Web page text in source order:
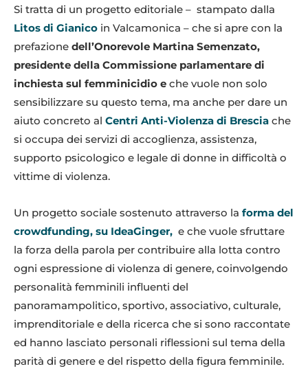
Si tratta di un progetto editoriale – stampato dalla
Litos di Gianico in Valcamonica – che si apre con la
prefazione dell’Onorevole Martina Semenzato,
presidente della Commissione parlamentare di
inchiesta sul femminicidio e che vuole non solo
sensibilizzare su questo tema, ma anche per dare un
aiuto concreto al Centri Anti-Violenza di Brescia che
si occupa dei servizi di accoglienza, assistenza,
supporto psicologico e legale di donne in difficoltà o
vittime di violenza.
Un progetto sociale sostenuto attraverso la forma del
crowdfunding, su IdeaGinger, e che vuole sfruttare
la forza della parola per contribuire alla lotta contro
ogni espressione di violenza di genere, coinvolgendo
personalità femminili influenti del
panoramampolitico, sportivo, associativo, culturale,
imprenditoriale e della ricerca che si sono raccontate
ed hanno lasciato personali riflessioni sul tema della
parità di genere e del rispetto della figura femminile.